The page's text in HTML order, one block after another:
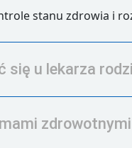
stanu zdrowia i
u lekarza